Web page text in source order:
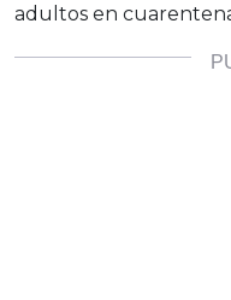
adultos en